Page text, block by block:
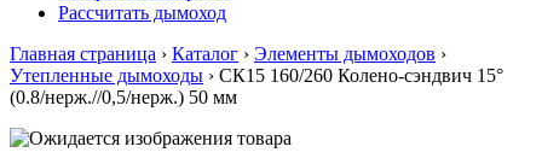
Рассчитать дымоход
Главная страница › Каталог › Элементы дымоходов ›
Утепленные дымоходы › СК15 160/260 Колено-сэндвич 15°
(0.8/нерж.//0,5/нерж.) 50 мм